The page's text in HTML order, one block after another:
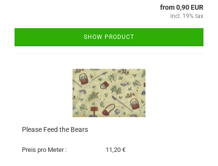
from 0,90 EUR
incl. 19% tax
SHOW PRODUCT
Please Feed the Bears
Preis pro Meter : 11,20 €